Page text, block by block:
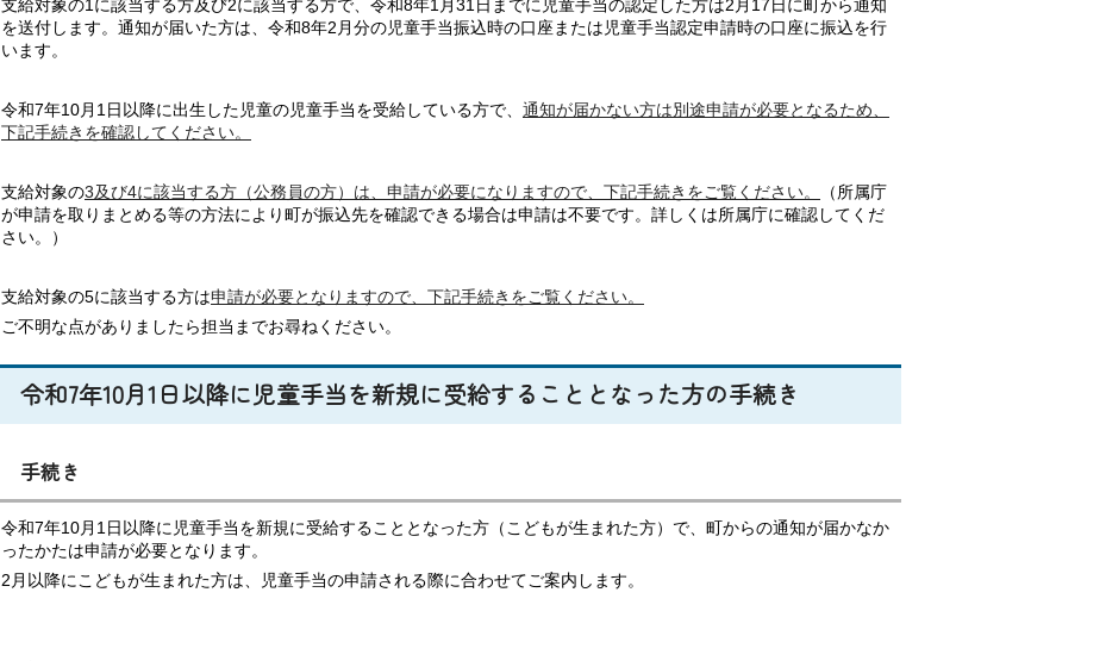
支給対象の1に該当する方及び2に該当する方で、令和8年1月31日までに児童手当の認定した方は2月17日に町から通知
を送付します。通知が届いた方は、令和8年2月分の児童手当振込時の口座または児童手当認定申請時の口座に振込を行
います。
令和7年10月1日以降に出生した児童の児童手当を受給している方で、 通知が届かない方は別途申請が必要となるため、
下記手続きを確認してください。
支給対象の3及び4に該当する方（公務員の方）は、申請が必要になりますので、下記手続きをご覧ください。
（所属庁
が申請を取りまとめる等の方法により町が振込先を確認できる場合は申請は不要です。詳しくは所属庁に確認してくだ
さい。）
支給対象の5に該当する方は申請が必要となりますので、下記手続きをご覧ください。
ご不明な点がありましたら担当までお尋ねください。
令和7年10月1日以降に児童手当を新規に受給することとなった方の手続き
手続き
令和7年10月1日以降に児童手当を新規に受給することとなった方（こどもが生まれた方）で、町からの通知が届かなか
ったかたは申請が必要となります。
2月以降にこどもが生まれた方は、児童手当の申請される際に合わせてご案内します。